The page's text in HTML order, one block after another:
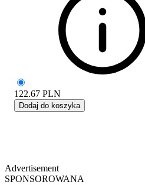
122.67 PLN
Dodaj do koszyka
Advertisement
SPONSOROWANA